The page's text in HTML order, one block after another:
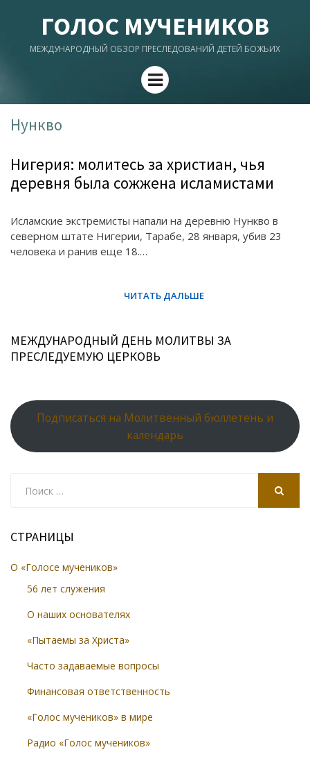
ГОЛОС МУЧЕНИКОВ
МЕЖДУНАРОДНЫЙ ОБЗОР ПРЕСЛЕДОВАНИЙ ДЕТЕЙ БОЖЬИХ
Menu
Нункво
Нигерия: молитесь за христиан, чья
деревня была сожжена исламистами
Исламские экстремисты напали на деревню Нункво в
северном штате Нигерии, Тарабе, 28 января, убив 23
человека и ранив еще 18.…
МЕЖДУНАРОДНЫЙ ДЕНЬ МОЛИТВЫ ЗА
ПРЕСЛЕДУЕМУЮ ЦЕРКОВЬ
Подписаться на Молитвенный бюллетень и
календарь
СТРАНИЦЫ
О «Голосе мучеников»
56 лет служения
О наших основателях
«Пытаемы за Христа»
Часто задаваемые вопросы
Финансовая ответственность
«Голос мучеников» в мире
Радио «Голос мучеников»